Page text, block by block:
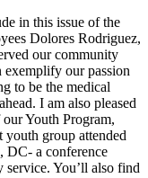
in this issue of the
Dolores Rodriguez,
our community
exemplify our passion
to be the medical
I am also pleased
Youth Program,
youth group attended
DC- a conference
service. You’ll also find